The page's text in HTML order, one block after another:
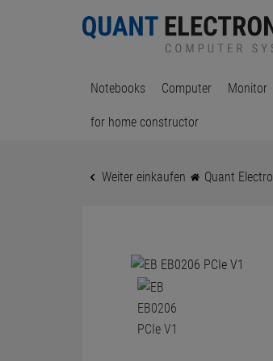
Notebooks Computer Monitor
for home constructor
Weiter einkaufen Quant